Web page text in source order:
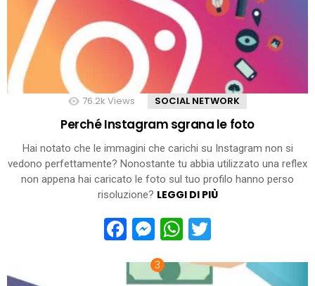
76.2k Views SOCIAL NETWORK
Perché Instagram sgrana le foto
Hai notato che le immagini che carichi su Instagram non si
vedono perfettamente? Nonostante tu abbia utilizzato una reflex
non appena hai caricato le foto sul tuo profilo hanno perso
risoluzione? LEGGI DI PIÙ
Facebook
Messenger
WhatsApp